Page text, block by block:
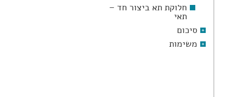
חלוקת תא ביצור חד –
תאי
סיכום
משימות